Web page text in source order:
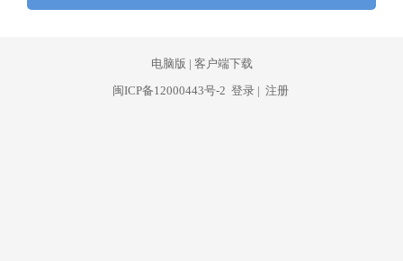
电脑版 | 客户端下载
闽ICP备12000443号-2 登录 | 注册